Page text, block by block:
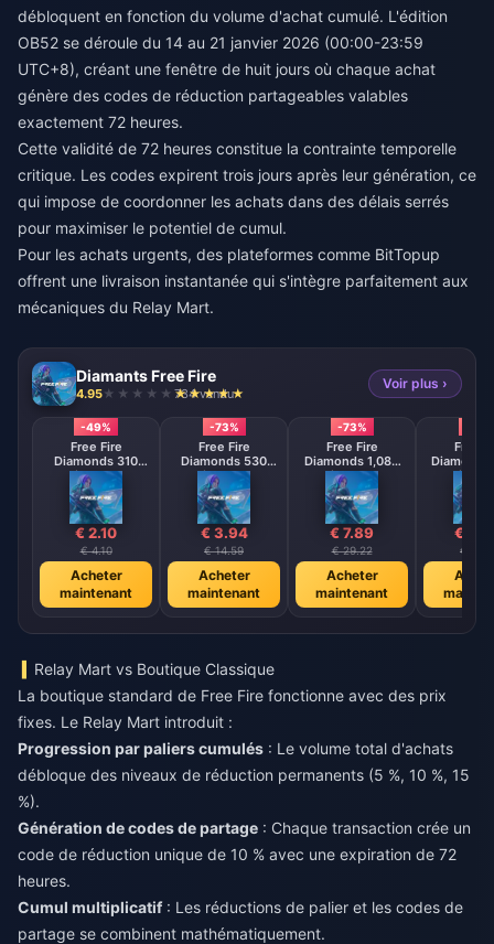
débloquent en fonction du volume d'achat cumulé. L'édition
OB52 se déroule du 14 au 21 janvier 2026 (00:00-23:59
UTC+8), créant une fenêtre de huit jours où chaque achat
génère des codes de réduction partageables valables
exactement 72 heures.
Cette validité de 72 heures constitue la contrainte temporelle
critique. Les codes expirent trois jours après leur génération, ce
qui impose de coordonner les achats dans des délais serrés
pour maximiser le potentiel de cumul.
Pour les achats urgents, des plateformes comme BitTopup
offrent une livraison instantanée qui s'intègre parfaitement aux
mécaniques du Relay Mart.
Diamants Free Fire
4.95 734 vendu
Voir plus ›
-49%
Free Fire
Diamonds 310
Diamonds
€ 2.10
€ 4.10
Acheter
maintenant
-73%
Free Fire
Diamonds 530
Diamonds
【Middle East
region optional】
€ 3.94
€ 14.59
Acheter
maintenant
-73%
Free Fire
Diamonds 1,080
Diamonds
【Middle East
region optional】
€ 7.89
€ 29.22
Acheter
maintenant
Free
【
region
€
€
Relay Mart vs Boutique Classique
La boutique standard de Free Fire fonctionne avec des prix
fixes. Le Relay Mart introduit :
Progression par paliers cumulés : Le volume total d'achats
débloque des niveaux de réduction permanents (5 %, 10 %, 15
%).
Génération de codes de partage : Chaque transaction crée un
code de réduction unique de 10 % avec une expiration de 72
heures.
Cumul multiplicatif: Les réductions de palier et les codes de
partage se combinent mathématiquement.